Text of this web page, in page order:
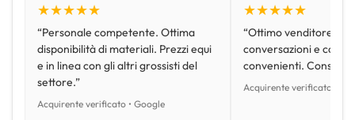
★★★★★
“Personale competente. Ottima
disponibilità di materiali. Prezzi equi
e in linea con gli altri grossisti del
settore.”
Acquirente verificato • Google
★★★★★
“Ottimo venditore,
conversazioni e con
convenienti.
Acquirente verificato •